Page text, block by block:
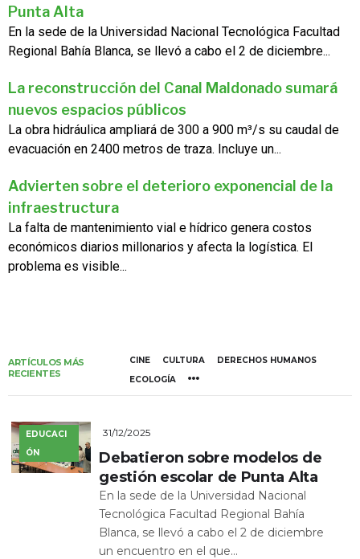
Punta Alta
En la sede de la Universidad Nacional Tecnológica Facultad
Regional Bahía Blanca, se llevó a cabo el 2 de diciembre...
La reconstrucción del Canal Maldonado sumará
nuevos espacios públicos
La obra hidráulica ampliará de 300 a 900 m³/s su caudal de
evacuación en 2400 metros de traza. Incluye un...
Advierten sobre el deterioro exponencial de la
infraestructura
La falta de mantenimiento vial e hídrico genera costos
económicos diarios millonarios y afecta la logística. El
problema es visible...
ARTÍCULOS MÁS
RECIENTES
CINE CULTURA
DERECHOS HUMANOS
ECOLOGÍA
EDUCACI
ÓN
31/12/2025
Debatieron sobre modelos de
gestión escolar de Punta Alta
En la sede de la Universidad Nacional
Tecnológica Facultad Regional Bahía
Blanca, se llevó a cabo el 2 de diciembre
un encuentro en el que...